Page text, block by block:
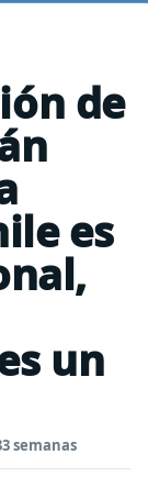
de
es
un
semanas